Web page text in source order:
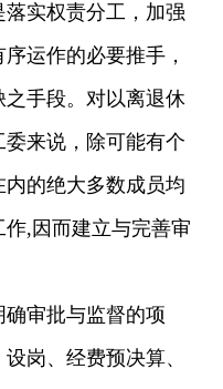
实权责分工，加强
运作的必要推手，
手段。对以离退休
来说，除可能有个
的绝大多数成员均
,因而建立与完善审
审批与监督的项
岗、经费预决算、